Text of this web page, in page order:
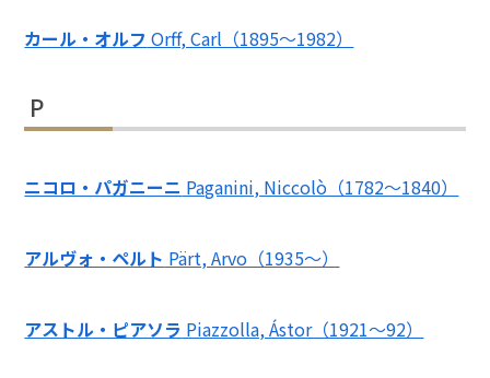
カール・オルフ Orff, Carl（1895～1982）
P
ニコロ・パガニーニ Paganini, Niccolò（1782～1840）
アルヴォ・ペルト Pärt, Arvo（1935～）
アストル・ピアソラ Piazzolla, Ástor（1921～92）